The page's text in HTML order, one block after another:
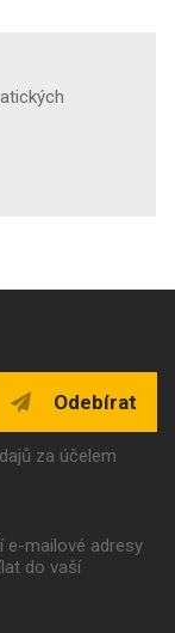
Odebírat
za účelem
e-mailové adresy
do vaší